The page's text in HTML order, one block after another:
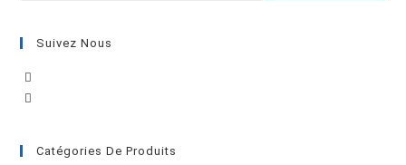
Suivez Nous
Catégories De Produits